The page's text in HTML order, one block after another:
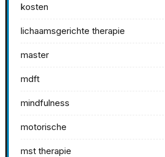
kosten
lichaamsgerichte therapie
master
mdft
mindfulness
motorische
mst therapie